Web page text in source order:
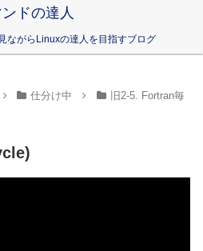
ドの達人
ながらLinuxの達人を目指すブログ
仕分け中
旧2-5. Fortran毎